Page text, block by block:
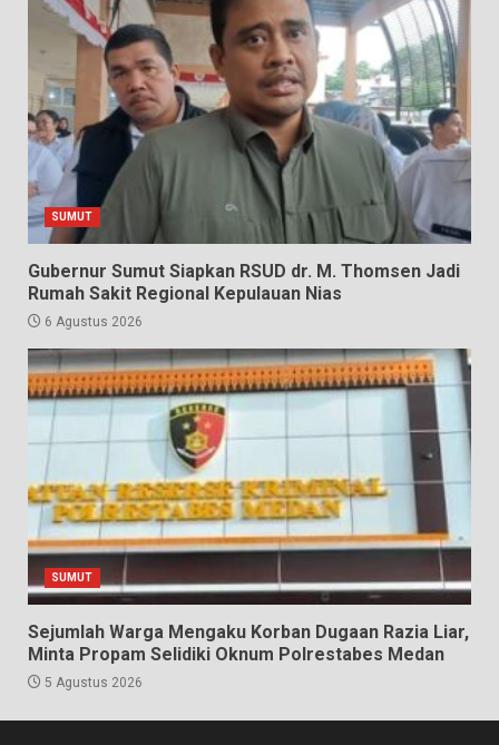
SUMUT
Gubernur Sumut Siapkan RSUD dr. M. Thomsen Jadi
Rumah Sakit Regional Kepulauan Nias
6 Agustus 2026
SUMUT
Sejumlah Warga Mengaku Korban Dugaan Razia Liar,
Minta Propam Selidiki Oknum Polrestabes Medan
5 Agustus 2026